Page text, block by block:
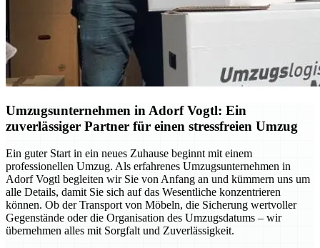
Umzugsunternehmen in Adorf Vogtl: Ein
zuverlässiger Partner für einen stressfreien Umzug
Ein guter Start in ein neues Zuhause beginnt mit einem
professionellen Umzug. Als erfahrenes Umzugsunternehmen in
Adorf Vogtl begleiten wir Sie von Anfang an und kümmern uns um
alle Details, damit Sie sich auf das Wesentliche konzentrieren
können. Ob der Transport von Möbeln, die Sicherung wertvoller
Gegenstände oder die Organisation des Umzugsdatums – wir
übernehmen alles mit Sorgfalt und Zuverlässigkeit.